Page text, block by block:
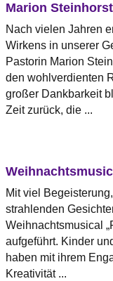
Marion
Nach vielen Jahren
Wirkens in unserer
Pastorin Marion
den wohlverdienten
großer Dankbarkeit
Zeit zurück, die ...
Mit viel
strahlenden
Weihnachtsmusical
aufgeführt. Kinder
haben mit ihrem
Kreativität ...